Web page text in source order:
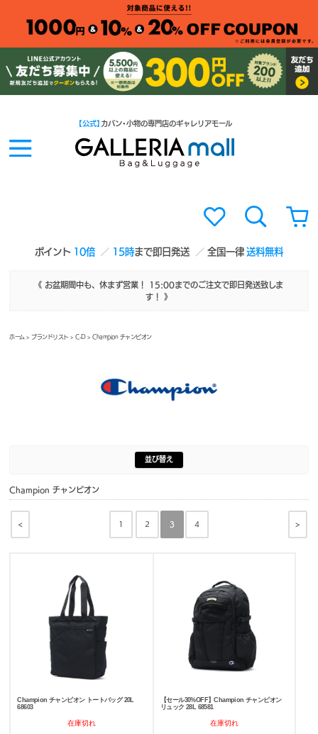
ポイント 10倍 15時まで即日発送 全国一律送料無料
【公式】 カバン・小物の専門店のギャレリアモール
《 お盆期間中も、休まず営業！ 15:00までのご注文で即日発送致しま
す！ 》
ホーム >ブランドリスト >C-D> Champion チャンピオン
並び替え
Champion チャンピオン
< >
1 2 3 4
Champion チャンピオン トートバッグ 20L
68603
在庫切れ
【セール30%OFF】Champion チャンピオン
リュック 28L 68581
在庫切れ